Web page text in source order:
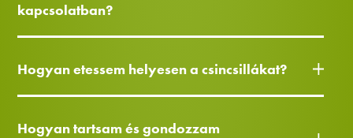
kapcsolatban?
Hogyan etessem helyesen a csincsillákat?
Hogyan tartsam és gondozzam